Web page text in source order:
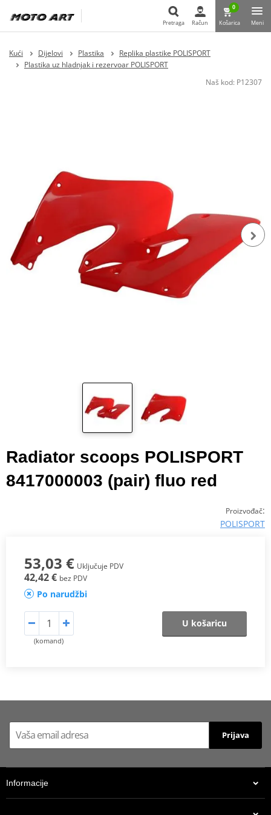
Pretraga Račun
0
Košarica Meni
Kući Dijelovi Plastika
Replika plastike POLISPORT
Plastika uz hladnjak i rezervoar POLISPORT
Naš kod: P12307
Radiator scoops POLISPORT
8417000003 (pair) fluo red
Proizvođač:
POLISPORT
53,03 € Uključuje PDV
42,42 € bez PDV
Po narudžbi
(komand)
U košaricu
Prijava
Informacije